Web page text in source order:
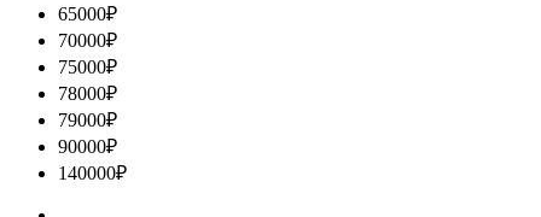
65000₽
70000₽
75000₽
78000₽
79000₽
90000₽
140000₽